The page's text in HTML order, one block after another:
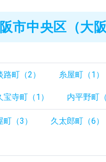
市中央区（大
路町（2） 糸屋町（1）
宝寺町（1） 内平野町（
町（3） 久太郎町（6）